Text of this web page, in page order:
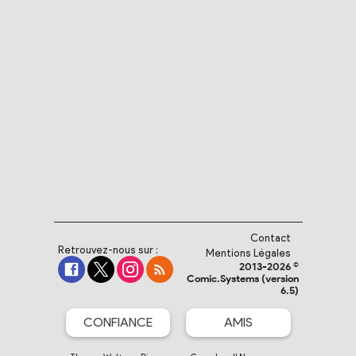
Retrouvez-nous sur :
Contact
Mentions Légales
2013-2026 ©
Comic.Systems (version
6.5)
CONFIANCE AMIS